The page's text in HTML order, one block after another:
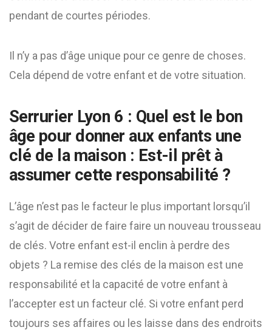
pendant de courtes périodes.
Il n’y a pas d’âge unique pour ce genre de choses.
Cela dépend de votre enfant et de votre situation.
Serrurier Lyon 6 : Quel est le bon
âge pour donner aux enfants une
clé de la maison : Est-il prêt à
assumer cette responsabilité ?
L’âge n’est pas le facteur le plus important lorsqu’il
s’agit de décider de faire faire un nouveau trousseau
de clés. Votre enfant est-il enclin à perdre des
objets ? La remise des clés de la maison est une
responsabilité et la capacité de votre enfant à
l’accepter est un facteur clé. Si votre enfant perd
toujours ses affaires ou les laisse dans des endroits